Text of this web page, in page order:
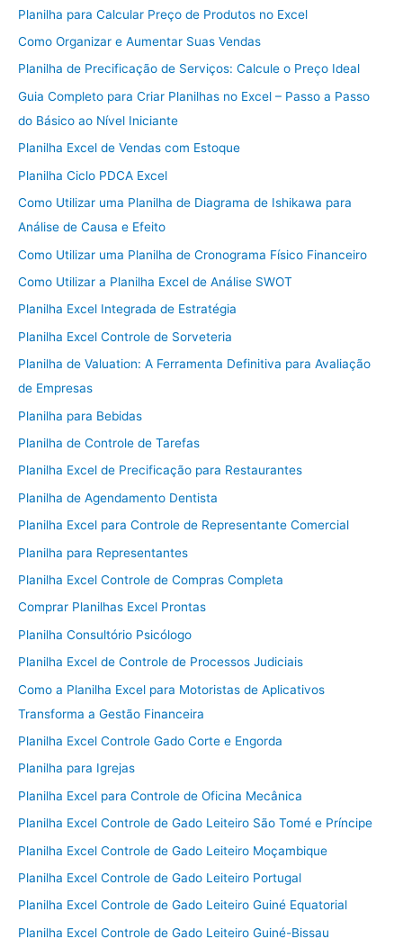
Planilha para Calcular Preço de Produtos no Excel
Como Organizar e Aumentar Suas Vendas
Planilha de Precificação de Serviços: Calcule o Preço Ideal
Guia Completo para Criar Planilhas no Excel – Passo a Passo
do Básico ao Nível Iniciante
Planilha Excel de Vendas com Estoque
Planilha Ciclo PDCA Excel
Como Utilizar uma Planilha de Diagrama de Ishikawa para
Análise de Causa e Efeito
Como Utilizar uma Planilha de Cronograma Físico Financeiro
Como Utilizar a Planilha Excel de Análise SWOT
Planilha Excel Integrada de Estratégia
Planilha Excel Controle de Sorveteria
Planilha de Valuation: A Ferramenta Definitiva para Avaliação
de Empresas
Planilha para Bebidas
Planilha de Controle de Tarefas
Planilha Excel de Precificação para Restaurantes
Planilha de Agendamento Dentista
Planilha Excel para Controle de Representante Comercial
Planilha para Representantes
Planilha Excel Controle de Compras Completa
Comprar Planilhas Excel Prontas
Planilha Consultório Psicólogo
Planilha Excel de Controle de Processos Judiciais
Como a Planilha Excel para Motoristas de Aplicativos
Transforma a Gestão Financeira
Planilha Excel Controle Gado Corte e Engorda
Planilha para Igrejas
Planilha Excel para Controle de Oficina Mecânica
Planilha Excel Controle de Gado Leiteiro São Tomé e Príncipe
Planilha Excel Controle de Gado Leiteiro Moçambique
Planilha Excel Controle de Gado Leiteiro Portugal
Planilha Excel Controle de Gado Leiteiro Guiné Equatorial
Planilha Excel Controle de Gado Leiteiro Guiné-Bissau